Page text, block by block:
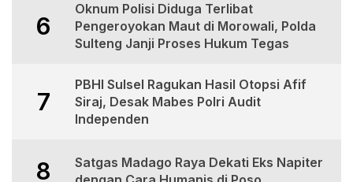
6
Oknum Polisi Diduga Terlibat
Pengeroyokan Maut di Morowali, Polda
Sulteng Janji Proses Hukum Tegas
7
PBHI Sulsel Ragukan Hasil Otopsi Afif
Siraj, Desak Mabes Polri Audit
Independen
8
Satgas Madago Raya Dekati Eks Napiter